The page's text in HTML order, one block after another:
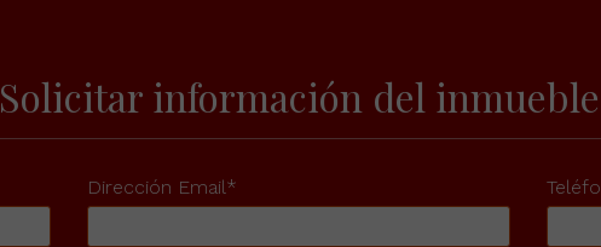
Solicitar información del inmueble
Dirección Email*